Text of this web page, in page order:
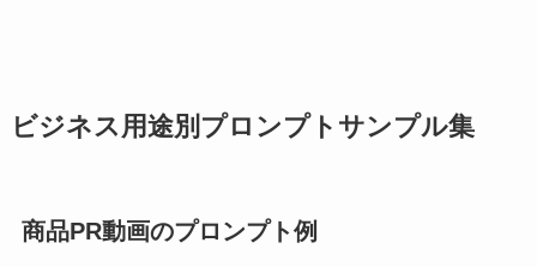
ビジネス用途別プロンプトサンプル集
商品PR動画のプロンプト例